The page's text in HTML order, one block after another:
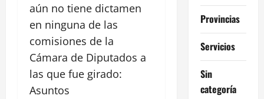
aún no tiene dictamen
en ninguna de las
comisiones de la
Cámara de Diputados a
las que fue girado:
Asuntos
Provincias
Servicios
Sin
categoría